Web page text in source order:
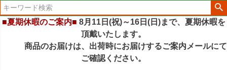
■夏期休暇のご案内■ 8月11日(祝)～16日(日)まで、夏期休暇を
頂戴いたします。
商品のお届けは、出荷時にお届けするご案内メールにて
ご確認ください。